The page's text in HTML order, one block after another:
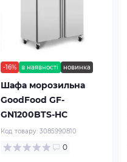
-16% в наявності новинка
Шафа морозильна
GoodFood GF-
GN1200BTS-HC
Код товару: 3085990810
0